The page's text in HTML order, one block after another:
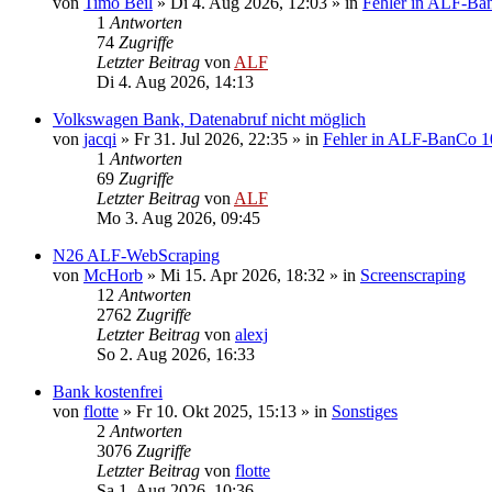
1 Antworten
74 Zugriffe
Letzter Beitrag von ALF
Di 4. Aug 2026, 14:13
Volkswagen Bank, Datenabruf nicht möglich
von jacqi » Fr 31. Jul 2026, 22:35 » in Fehler in ALF-BanCo
1 Antworten
69 Zugriffe
Letzter Beitrag von ALF
Mo 3. Aug 2026, 09:45
N26 ALF-WebScraping
von McHorb » Mi 15. Apr 2026, 18:32 » in Screenscraping
12 Antworten
2762 Zugriffe
Letzter Beitrag von alexj
So 2. Aug 2026, 16:33
Bank kostenfrei
von flotte » Fr 10. Okt 2025, 15:13 » in Sonstiges
2 Antworten
3076 Zugriffe
Letzter Beitrag von flotte